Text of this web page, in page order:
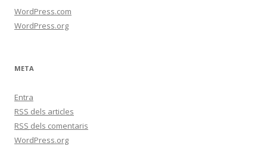
WordPress.com
WordPress.org
META
Entra
RSS dels articles
RSS dels comentaris
WordPress.org